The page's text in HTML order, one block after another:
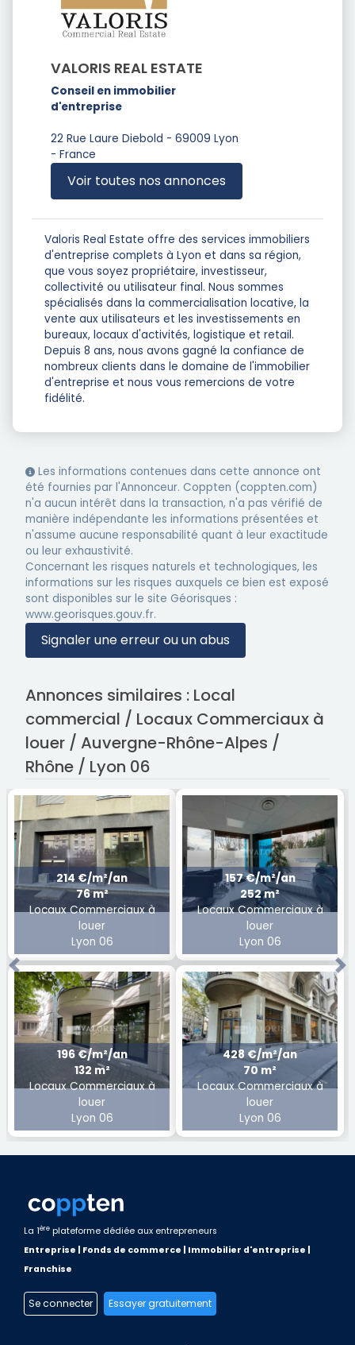
VALORIS REAL ESTATE
Conseil en immobilier
d'entreprise
22 Rue Laure Diebold - 69009 Lyon
- France
Voir toutes nos annonces
Valoris Real Estate offre des services immobiliers
d'entreprise complets à Lyon et dans sa région,
que vous soyez propriétaire, investisseur,
collectivité ou utilisateur final. Nous sommes
spécialisés dans la commercialisation locative, la
vente aux utilisateurs et les investissements en
bureaux, locaux d'activités, logistique et retail.
Depuis 8 ans, nous avons gagné la confiance de
nombreux clients dans le domaine de l'immobilier
d'entreprise et nous vous remercions de votre
fidélité.
Les informations contenues dans cette annonce ont
été fournies par l'Annonceur. Coppten (coppten.com)
n'a aucun intérêt dans la transaction, n'a pas vérifié de
manière indépendante les informations présentées et
n'assume aucune responsabilité quant à leur exactitude
ou leur exhaustivité.
Concernant les risques naturels et technologiques, les
informations sur les risques auxquels ce bien est exposé
sont disponibles sur le site Géorisques :
www.georisques.gouv.fr.
Signaler une erreur ou un abus
Annonces similaires : Local
commercial / Locaux Commerciaux à
louer / Auvergne-Rhône-Alpes /
Rhône / Lyon 06
214 €/m²/an
76 m²
Locaux Commerciaux à
louer
Lyon 06
157 €/m²/an
252 m²
Locaux Commerciaux à
louer
Lyon 06
196 €/m²/an
132 m²
Locaux Commerciaux à
louer
Lyon 06
428 €/m²/an
70 m²
Locaux Commerciaux à
louer
Lyon 06
Previous
La 1ère plateforme dédiée aux entrepreneurs
Entreprise | Fonds de commerce | Immobilier d'entreprise |
Franchise
Se connecter Essayer gratuitement